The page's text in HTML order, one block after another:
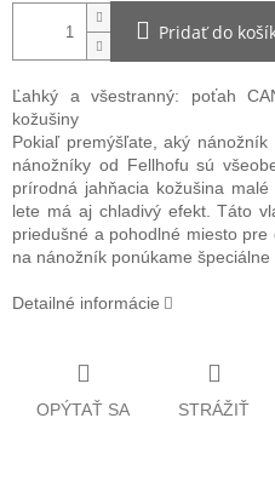
Pridať do
Ľahký a všestranný: poťah
kožušiny
Pokiaľ premýšľate, aký
nánožníky od Fellhofu sú
prírodná jahňacia kožušina
lete má aj chladivý efekt. Táto
priedušné a pohodlné miesto
na nánožník ponúkame špeciálne
Detailné informácie
OPÝTAŤ SA STRÁŽIŤ